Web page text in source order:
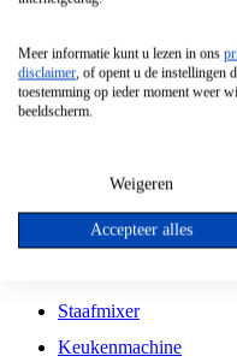
Vrijstaande Magnetron
Vrijstaande Kookplaat
Inbouw Gaskookplaat
Inbouw Keramische
Kookplaat Accessoires
Staafmixer
Keukenmachine
Meer informatie kunt u lezen in ons
disclaimer, of opent u de instellingen
toestemming op ieder moment weer
beeldscherm.
Weigeren
Accepteer alles